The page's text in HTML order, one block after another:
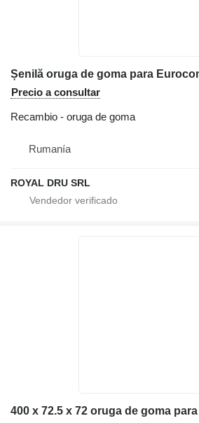
Precio a consultar
Recambio - oruga de goma
Rumanía
ROYAL DRU SRL